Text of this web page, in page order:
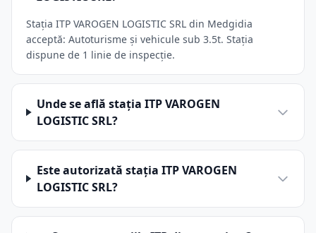
Stația ITP VAROGEN LOGISTIC SRL din Medgidia
acceptă: Autoturisme și vehicule sub 3.5t. Stația
dispune de 1 linie de inspecție.
Unde se află stația ITP VAROGEN
LOGISTIC SRL?
Este autorizată stația ITP VAROGEN
LOGISTIC SRL?